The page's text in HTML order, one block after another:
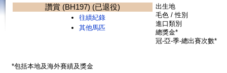
讚賞 (BH197) (已退役)
往績紀錄
其他馬匹
出生地
毛色 / 性別
進口類別
總獎金*
冠-亞-季-總出賽次數*
*包括本地及海外賽績及獎金